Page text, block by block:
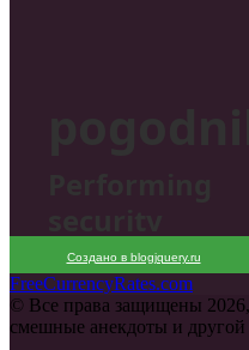
Создано в blogjquery.ru
FreeCurrencyRates.com
© Все права защищены
смешные анекдоты и